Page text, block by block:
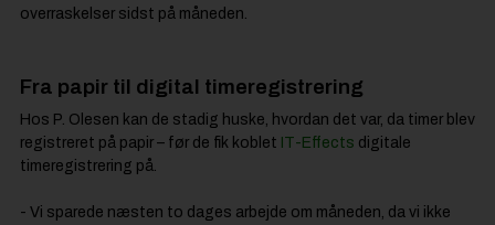
overraskelser sidst på måneden.
Fra papir til digital timeregistrering
Hos P. Olesen kan de stadig huske, hvordan det var, da timer blev
registreret på papir – før de fik koblet IT-Effects digitale
timeregistrering på.
- Vi sparede næsten to dages arbejde om måneden, da vi ikke